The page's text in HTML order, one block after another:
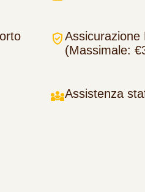
Assicurazione
(Massimale:
Assistenza